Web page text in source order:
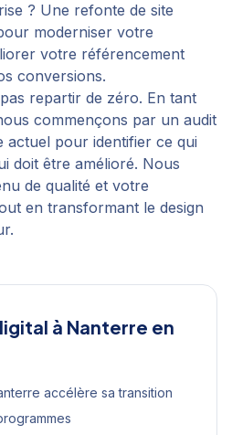
? Une refonte de site
moderniser votre
votre référencement
conversions.
repartir de zéro. En tant
commençons par un audit
actuel pour identifier ce qui
doit être amélioré. Nous
de qualité et votre
en transformant le design
à Nanterre en
accélère sa transition